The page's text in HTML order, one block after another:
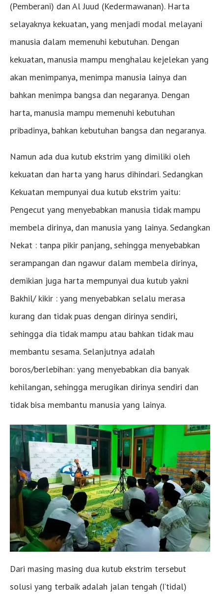
(Pemberani) dan Al Juud (Kedermawanan). Harta
selayaknya kekuatan, yang menjadi modal melayani
manusia dalam memenuhi kebutuhan. Dengan
kekuatan, manusia mampu menghalau kejelekan yang
akan menimpanya, menimpa manusia lainya dan
bahkan menimpa bangsa dan negaranya. Dengan
harta, manusia mampu memenuhi kebutuhan
pribadinya, bahkan kebutuhan bangsa dan negaranya.
Namun ada dua kutub ekstrim yang dimiliki oleh
kekuatan dan harta yang harus dihindari. Sedangkan
Kekuatan mempunyai dua kutub ekstrim yaitu:
Pengecut yang menyebabkan manusia tidak mampu
membela dirinya, dan manusia yang lainya. Sedangkan
Nekat : tanpa pikir panjang, sehingga menyebabkan
serampangan dan ngawur dalam membela dirinya,
demikian juga harta mempunyai dua kutub yakni
Bakhil/ kikir : yang menyebabkan selalu merasa
kurang dan tidak puas dengan dirinya sendiri,
sehingga dia tidak mampu atau bahkan tidak mau
membantu sesama. Selanjutnya adalah
boros/berlebihan: yang menyebabkan dia banyak
kehilangan, sehingga merugikan dirinya sendiri dan
tidak bisa membantu manusia yang lainya.
Dari masing masing dua kutub ekstrim tersebut
solusi yang terbaik adalah jalan tengah (I’tidal)